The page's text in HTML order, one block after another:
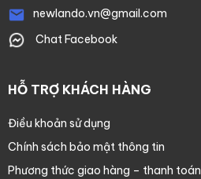
newlando.vn@gmail.com
Chat Facebook
HỖ TRỢ KHÁCH HÀNG
Điều khoản sử dụng
Chính sách bảo mật thông tin
Phương thức giao hàng – thanh toán